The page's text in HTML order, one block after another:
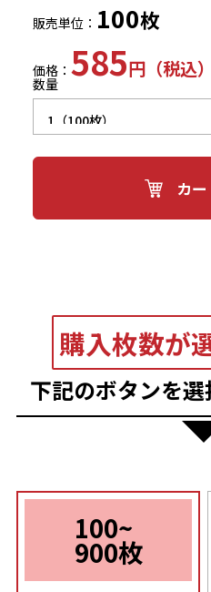
販売単位： 100枚
価格： 585円（税込）
数量
カ
購入枚数が
下記のボタンを選
100~
900枚